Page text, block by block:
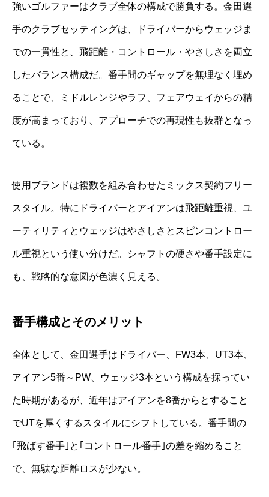
強いゴルファーはクラブ全体の構成で勝負する。金田選
手のクラブセッティングは、ドライバーからウェッジま
での一貫性と、飛距離・コントロール・やさしさを両立
したバランス構成だ。番手間のギャップを無理なく埋め
ることで、ミドルレンジやラフ、フェアウェイからの精
度が高まっており、アプローチでの再現性も抜群となっ
ている。
使用ブランドは複数を組み合わせたミックス契約フリー
スタイル。特にドライバーとアイアンは飛距離重視、ユ
ーティリティとウェッジはやさしさとスピンコントロー
ル重視という使い分けだ。シャフトの硬さや番手設定に
も、戦略的な意図が色濃く見える。
番手構成とそのメリット
全体として、金田選手はドライバー、FW3本、UT3本、
アイアン5番～PW、ウェッジ3本という構成を採ってい
た時期があるが、近年はアイアンを8番からとすること
でUTを厚くするスタイルにシフトしている。番手間の
｢飛ばす番手｣と｢コントロール番手｣の差を縮めること
で、無駄な距離ロスが少ない。